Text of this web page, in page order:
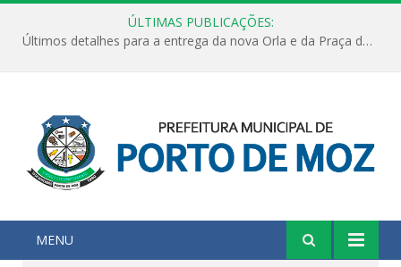
ÚLTIMAS PUBLICAÇÕES:
Últimos detalhes para a entrega da nova Orla e da Praça do Praião
MENU